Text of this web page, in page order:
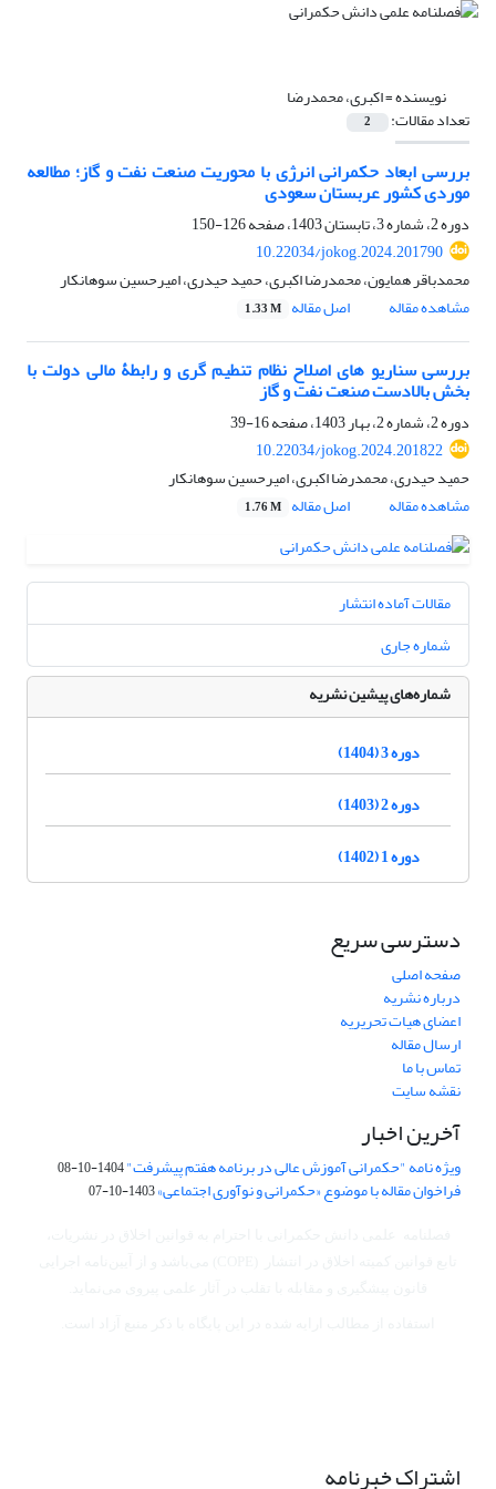
نویسنده =اکبری، محمدرضا
تعداد مقالات: 2
بررسی ابعاد حکمرانی انرژی با محوریت صنعت نفت و گاز؛ مطالعه
موردی کشور عربستان سعودی
دوره 2، شماره 3، تابستان 1403، صفحه
126-150
10.22034/jokog.2024.201790
محمدباقر همایون، محمدرضا اکبری، حمید حیدری، امیرحسین سوهانکار
مشاهده مقاله
اصل مقاله 1.33 M
بررسی سناریو های اصلاح نظام تنطیم گری و رابطۀ مالی دولت با
بخش بالادست صنعت نفت و گاز
دوره 2، شماره 2، بهار 1403، صفحه
16-39
10.22034/jokog.2024.201822
حمید حیدری، محمدرضا اکبری، امیرحسین سوهانکار
مشاهده مقاله
اصل مقاله 1.76 M
مقالات آماده انتشار
شماره جاری
شماره‌های پیشین نشریه
دوره 3 (1404)
دوره 2 (1403)
دوره 1 (1402)
دسترسی سریع
صفحه اصلی
درباره نشریه
اعضای هیات تحریریه
ارسال مقاله
تماس با ما
نقشه سایت
آخرین اخبار
ویژه نامه "حکمرانی آموزش عالی در برنامه هفتم پیشرفت"1404-10-08
فراخوان مقاله با موضوع «حکمرانی و نوآوری اجتماعی»1403-10-07
اشتراک خبرنامه